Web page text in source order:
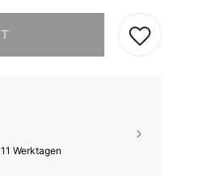
Werktagen